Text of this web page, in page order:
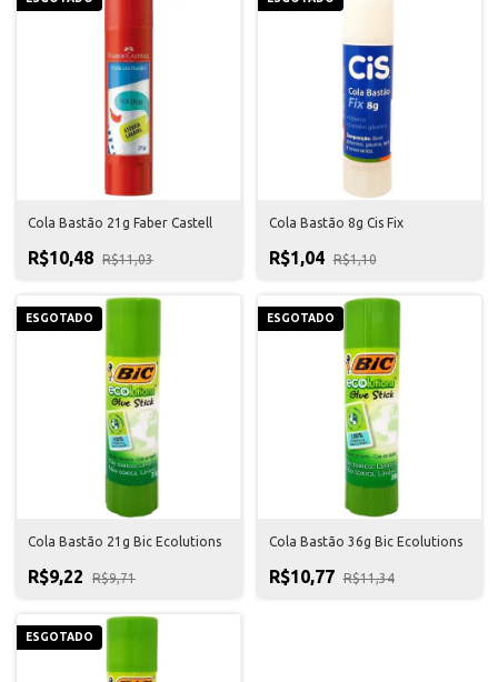
Cola Bastão 21g Faber Castell
R$10,48 R$11,03
Cola Bastão 8g Cis Fix
R$1,04 R$1,10
ESGOTADO
Cola Bastão 21g Bic Ecolutions
R$9,22 R$9,71
ESGOTADO
Cola Bastão 36g Bic Ecolutions
R$10,77 R$11,34
ESGOTADO